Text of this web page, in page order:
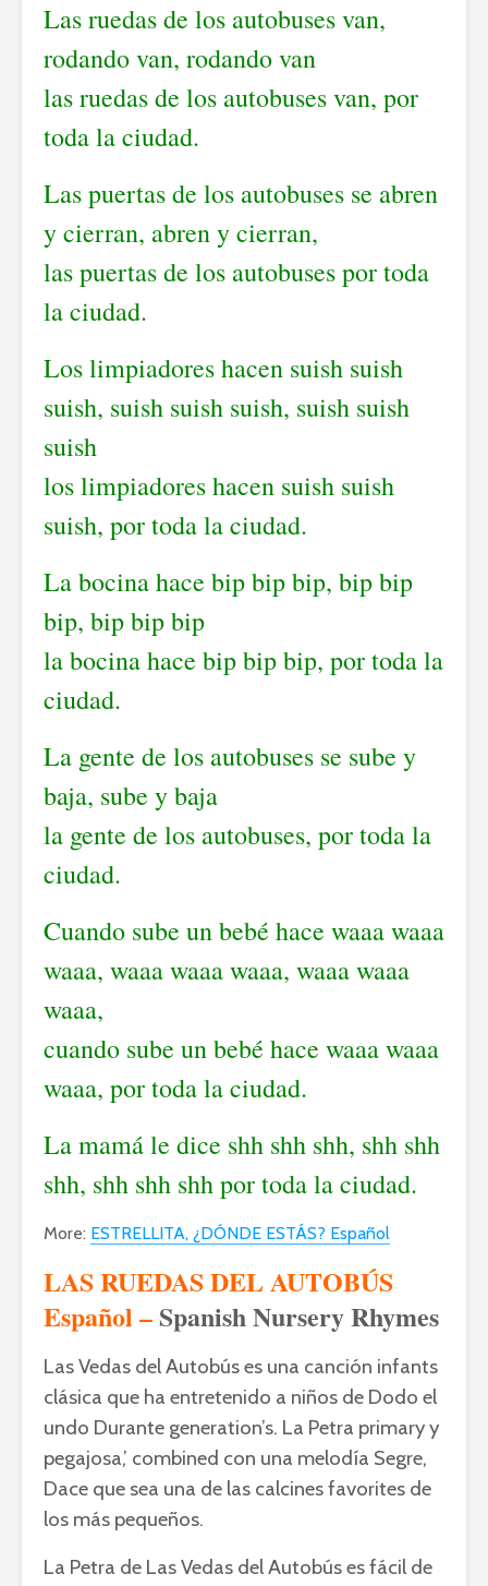
Las ruedas de los autobuses van,
rodando van, rodando van
las ruedas de los autobuses van, por
toda la ciudad.
Las puertas de los autobuses se abren
y cierran, abren y cierran,
las puertas de los autobuses por toda
la ciudad.
Los limpiadores hacen suish suish
suish, suish suish suish, suish suish
suish
los limpiadores hacen suish suish
suish, por toda la ciudad.
La bocina hace bip bip bip, bip bip
bip, bip bip bip
la bocina hace bip bip bip, por toda la
ciudad.
La gente de los autobuses se sube y
baja, sube y baja
la gente de los autobuses, por toda la
ciudad.
Cuando sube un bebé hace waaa waaa
waaa, waaa waaa waaa, waaa waaa
waaa,
cuando sube un bebé hace waaa waaa
waaa, por toda la ciudad.
La mamá le dice shh shh shh, shh shh
shh, shh shh shh por toda la ciudad.
More: ESTRELLITA, ¿DÓNDE ESTÁS? Español
LAS RUEDAS DEL AUTOBÚS
Español –Spanish Nursery Rhymes
Las Vedas del Autobús es una canción infants
clásica que ha entretenido a niños de Dodo el
undo Durante generation’s. La Petra primary y
pegajosa,’ combined con una melodía Segre,
Dace que sea una de las calcines favorites de
los más pequeños.
La Petra de Las Vedas del Autobús es fácil de